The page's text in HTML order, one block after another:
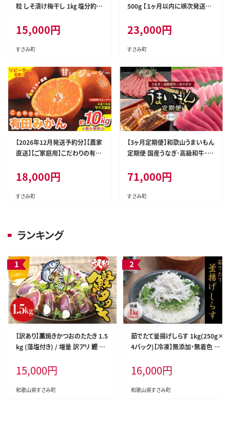
粒 しそ漬け梅干し 1㎏ 塩分約
し うめ ウメ シソ すさみ町 withi
n2025【khs120】
15,000円
すさみ町
500g 【１ヶ月以内に順次発送】
まぐろ マグロ 鮪 刺身 赤身 柵 じ
ゃばらまぐろ 本マグロ 本鮪【nks
110D】
23,000円
すさみ町
【2026年12月発送予約分】【農家
直送】【ご家庭用】こだわりの有田
償分) 有機質肥料100% サイズ
混合 ※北海道・沖縄・離島配送
不可【nuk101-12C】
18,000円
すさみ町
【3ヶ月定期便】和歌山うまいもん
定期便 国産うなぎ･高級和牛･本
け！/ウナギ 鰻 牛肉 黒毛和牛 熊
野牛 鮪 まぐろ【tkb300】
71,000円
すさみ町
ランキング
【訳あり】藁焼きかつおのたたき 1.5
kg (藻塩付き) / 増量 訳アリ 鰹 カ
たき 丼 刺身【nks106A】
15,000円
和歌山県すさみ町
茹でたて釜揚げしらす 1kg(250g×
4パック)【冷凍】無添加・無着色 し
ar103】
16,000円
和歌山県すさみ町